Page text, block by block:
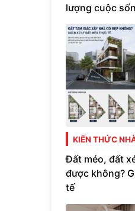
lượng cuộc
KIẾN THỨC
Đất méo, đất
được không?
tế